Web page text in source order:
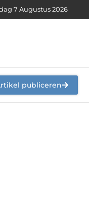
7 Augustus 2026
publiceren